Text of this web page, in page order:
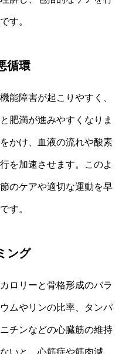
す。
循環
能障害が起こりやすく、
肥満が進みやすくなりま
かけ、血液の流れや酸素
を加速させます。このよ
のケアや適切な運動を早
す。
ング
ロリーと骨格形成のバラ
ムやリンの比率、タンパ
チンなどの心臓筋の維持